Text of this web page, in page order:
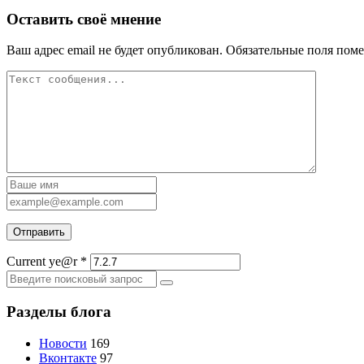
Оставить своё мнение
Ваш адрес email не будет опубликован. Обязательные поля
Current ye@r *
Разделы блога
Новости 169
Вконтакте 97